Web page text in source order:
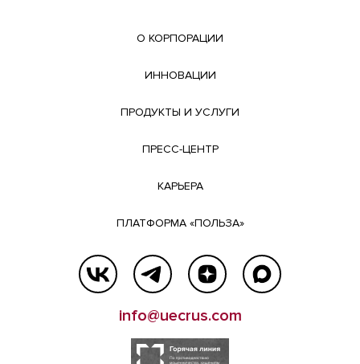
О КОРПОРАЦИИ
ИННОВАЦИИ
ПРОДУКТЫ И УСЛУГИ
ПРЕСС-ЦЕНТР
КАРЬЕРА
ПЛАТФОРМА «ПОЛЬЗА»
info@uecrus.com